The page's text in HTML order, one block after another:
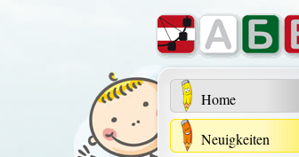
Home
Neuigkeiten